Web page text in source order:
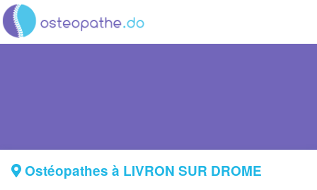
Ostéopathes à LIVRON SUR DROME